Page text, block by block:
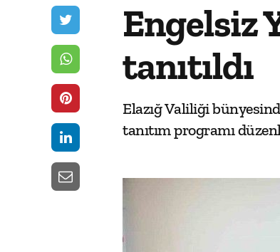
Engelsiz
tanıtıldı
Elazığ Valiliği
tanıtım programı